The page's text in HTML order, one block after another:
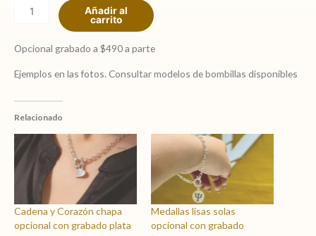
alpaca
de
más
opcional
cantidad
Añadir al
carrito
Opcional grabado a $490 a parte
Ejemplos en las fotos. Consultar modelos de bombillas disponibles
Relacionado
Cadena y Corazón chapa
opcional con grabado plata
Medallas lisas solas
opcional con grabado